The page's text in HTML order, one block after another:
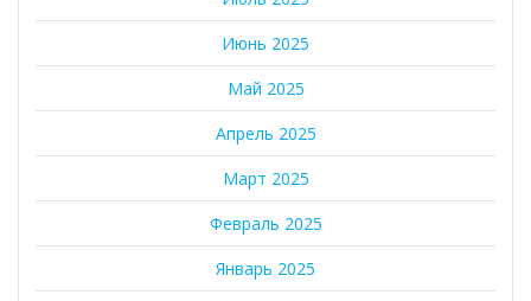
Июнь 2025
Май 2025
Апрель 2025
Март 2025
Февраль 2025
Январь 2025